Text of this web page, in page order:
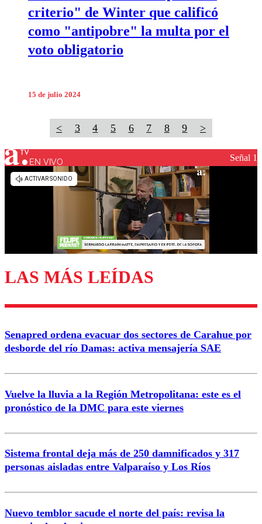
criterio" de Winter que calificó
como "antipobre" la multa por el
voto obligatorio
15 de julio 2024
< 3 4 5 6 7 8 9 >
EN VIVO Señal 1
LAS MÁS LEÍDAS
Senapred ordena evacuar dos sectores de Carahue por
desborde del río Damas: activa mensajería SAE
Vuelve la lluvia a la Región Metropolitana: este es el
pronóstico de la DMC para este viernes
Sistema frontal deja más de 250 damnificados y 317
personas aisladas entre Valparaíso y Los Ríos
Nuevo temblor sacude el norte del país: revisa la